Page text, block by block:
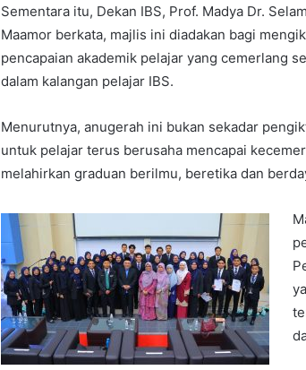
Sementara itu, Dekan IBS, Prof. Madya Dr.
Maamor berkata, majlis ini diadakan bagi
pencapaian akademik pelajar yang cemerlang
dalam kalangan pelajar IBS.
Menurutnya, anugerah ini bukan sekadar
untuk pelajar terus berusaha mencapai
melahirkan graduan berilmu, beretika dan